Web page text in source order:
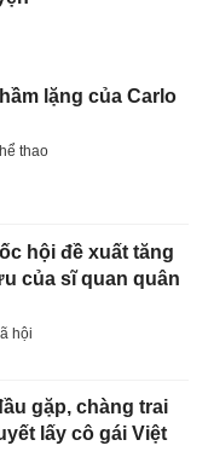
lặng của Carlo
thao
hội đề xuất tăng
của sĩ quan quân
hội
gặp, chàng trai
lấy cô gái Việt